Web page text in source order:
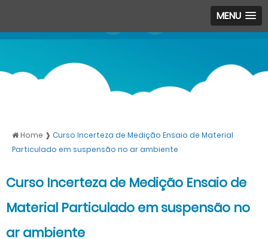
MENU
Home ❱ Curso Incerteza de Medição Ensaio de Material
Particulado em suspensão no ar ambiente
Curso Incerteza de Medição Ensaio de
Material Particulado em suspensão no
ar ambiente